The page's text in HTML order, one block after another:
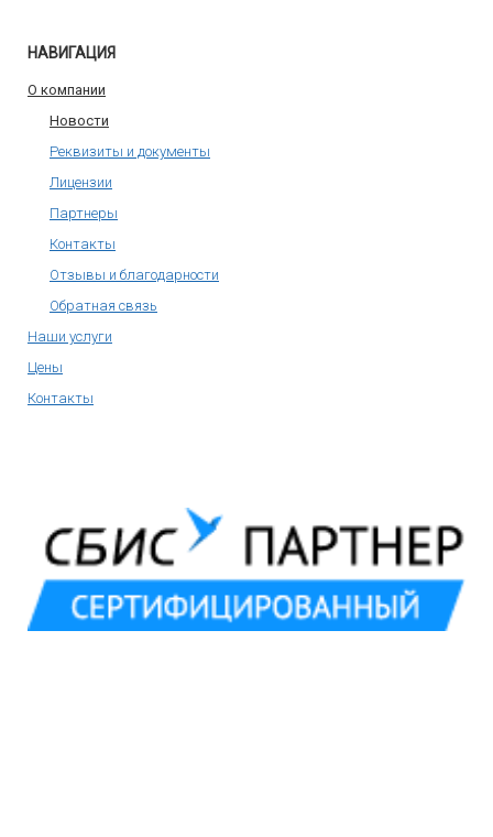
НАВИГАЦИЯ
О компании
Новости
Реквизиты и документы
Лицензии
Партнеры
Контакты
Отзывы и благодарности
Обратная связь
Наши услуги
Цены
Контакты